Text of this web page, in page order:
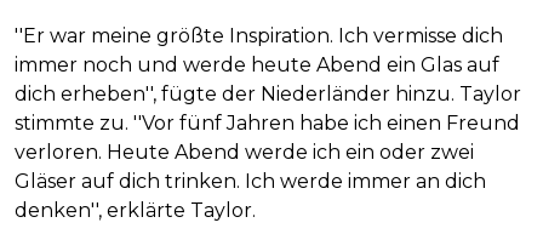
''Er war meine größte Inspiration. Ich vermisse dich
immer noch und werde heute Abend ein Glas auf
dich erheben'', fügte der Niederländer hinzu. Taylor
stimmte zu. ''Vor fünf Jahren habe ich einen Freund
verloren. Heute Abend werde ich ein oder zwei
Gläser auf dich trinken. Ich werde immer an dich
denken'', erklärte Taylor.